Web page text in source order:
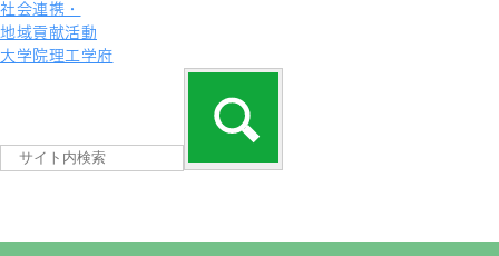
社会連携・
地域貢献活動
大学院理工学府